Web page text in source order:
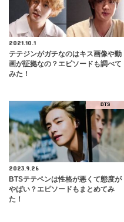
2021.10.1
テテジンがガチなのはキス画像や動
画が証拠なの？エピソードも調べて
みた！
BTS
2023.9.26
BTSテテペンは性格が悪くて態度が
やばい？エピソードもまとめてみ
た！